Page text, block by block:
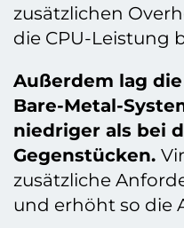
zusätzlichen
die CPU-Leistung
Außerdem lag
Bare-Metal-
niedriger als bei
Gegenstücken.
zusätzliche
und erhöht so die